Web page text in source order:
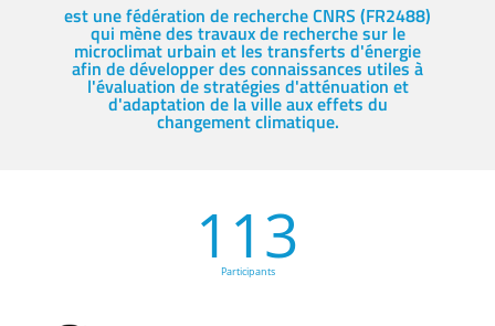
est une fédération de recherche CNRS (FR2488)
qui mène des travaux de recherche sur le
microclimat urbain et les transferts d'énergie
afin de développer des connaissances utiles à
l'évaluation de stratégies d'atténuation et
d'adaptation de la ville aux effets du
changement climatique.
113
Participants